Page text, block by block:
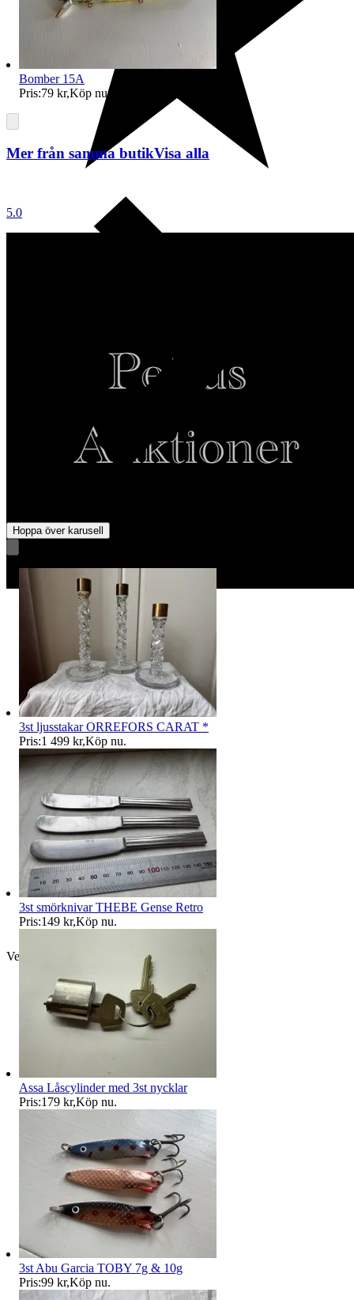
5.0
Verifierad
Bomber 15A
Pris:79 kr,Köp nu.
Mer från samma butikVisa alla
Hoppa över karusell
3st ljusstakar ORREFORS CARAT *
Pris:1 499 kr,Köp nu.
3st smörknivar THEBE Gense Retro
Pris:149 kr,Köp nu.
Assa Låscylinder med 3st nycklar
Pris:179 kr,Köp nu.
3st Abu Garcia TOBY 7g & 10g
Pris:99 kr,Köp nu.